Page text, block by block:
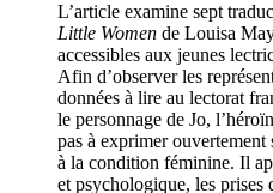
L’article examine sept
Little Women de Louisa
accessibles aux jeunes
Afin d’observer les
données à lire au lectorat
le personnage de Jo,
pas à exprimer
à la condition féminine. Il
et psychologique, les prises